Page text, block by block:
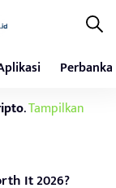
.Tampilkan
It 2026?